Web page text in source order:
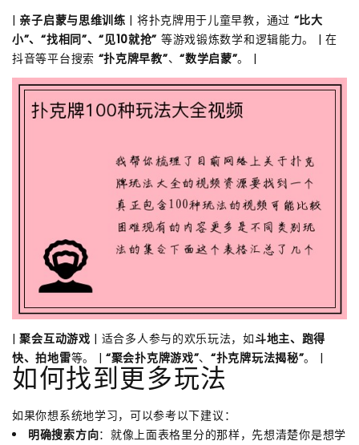
| 亲子启蒙与思维训练 | 将扑克牌用于儿童早教，通过 “比大
小”、“找相同”、“见10就抢” 等游戏锻炼数学和逻辑能力。 | 在
抖音等平台搜索 “扑克牌早教”、“数学启蒙”。 |
|聚会互动游戏 | 适合多人参与的欢乐玩法，如斗地主、跑得
快、拍地雷等。 | “聚会扑克牌游戏”、“扑克牌玩法揭秘”。 |
如何找到更多玩法
如果你想系统地学习，可以参考以下建议：
明确搜索方向：就像上面表格里分的那样，先想清楚你是想学